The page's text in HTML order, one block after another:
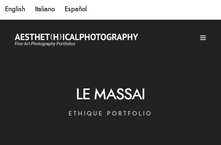
English Italiano Español
LE MASSAI
ETHIQUE PORTFOLIO